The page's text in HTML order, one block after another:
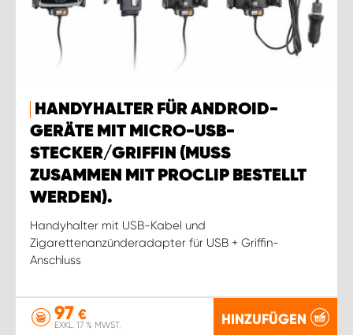
HANDYHALTER FÜR ANDROID-
GERÄTE MIT MICRO-USB-
STECKER/GRIFFIN (MUSS
ZUSAMMEN MIT PROCLIP BESTELLT
WERDEN).
Handyhalter mit USB-Kabel und
Zigarettenanzünderadapter für USB + Griffin-
Anschluss
97 €
EXKL. 17 % MWST. HINZUFÜGEN